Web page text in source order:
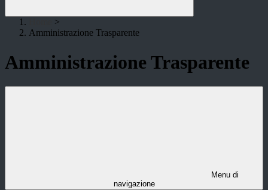
>
Amministrazione Trasparente
Amministrazione Trasparente
Menu di
navigazione